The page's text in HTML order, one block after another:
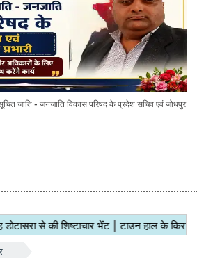
जाति - जनजाति विकास परिषद के प्रदेश सचिव एवं जोधपुर